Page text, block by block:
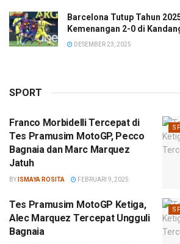
Barcelona Tutup Tahun
Kemenangan 2-0 di
DESEMBER 23, 2025
SPORT
Franco Morbidelli Tercepat di
Tes Pramusim MotoGP, Pecco
Bagnaia dan Marc Marquez
Jatuh
BY ISMAYA ROSITA FEBRUARI 9, 2025
Tes Pramusim MotoGP Ketiga,
Alec Marquez Tercepat Ungguli
Bagnaia